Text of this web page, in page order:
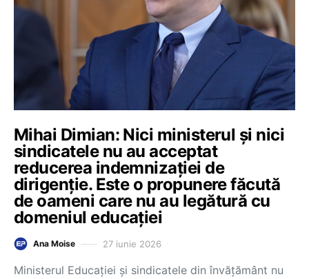
Mihai Dimian: Nici ministerul și nici
sindicatele nu au acceptat
reducerea indemnizației de
dirigenție. Este o propunere făcută
de oameni care nu au legătură cu
domeniul educației
Ana Moise 27 iunie 2026
Ministerul Educației și sindicatele din învățământ nu